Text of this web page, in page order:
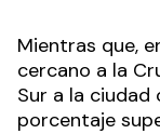
Mientras que,
cercano a la
Sur a la ciudad
porcentaje